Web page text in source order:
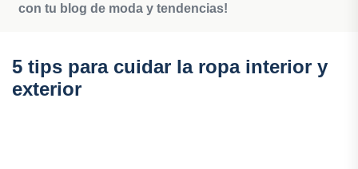
con tu blog de moda y tendencias!
5 tips para cuidar la ropa interior y
exterior